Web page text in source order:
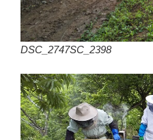
DSC_2747SC_2398